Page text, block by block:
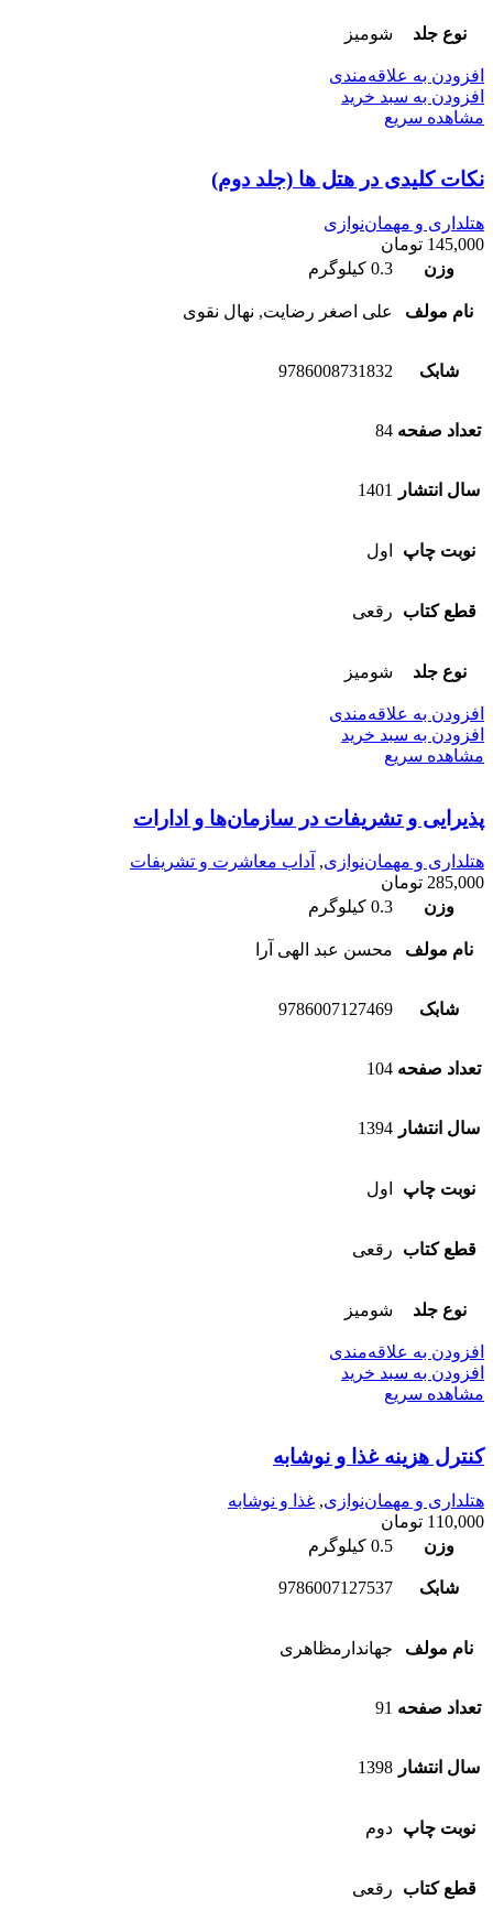
نوع جلد شومیز
افزودن به علاقه‌مندی
افزودن به سبد خرید
مشاهده سریع
نکات کلیدی در هتل ها (جلد دوم)
هتلداری و مهمان‌نوازی
145,000 تومان
وزن
0.3 کیلوگرم
نام مولف علی اصغر رضایت, نهال نقوی
شابک 9786008731832
تعداد صفحه 84
سال انتشار 1401
نوبت چاپ اول
قطع کتاب رقعی
نوع جلد شومیز
افزودن به علاقه‌مندی
افزودن به سبد خرید
مشاهده سریع
پذیرایی و تشریفات در سازمان‌ها و ادارات
هتلداری و مهمان‌نوازی, آداب معاشرت و تشریفات
285,000 تومان
وزن
0.3 کیلوگرم
نام مولف محسن عبد الهی آرا
شابک 9786007127469
تعداد صفحه 104
سال انتشار 1394
نوبت چاپ اول
قطع کتاب رقعی
نوع جلد شومیز
افزودن به علاقه‌مندی
افزودن به سبد خرید
مشاهده سریع
کنترل هزینه غذا و نوشابه
هتلداری و مهمان‌نوازی, غذا و نوشابه
110,000 تومان
وزن
0.5 کیلوگرم
شابک 9786007127537
نام مولف جهاندارمظاهری
تعداد صفحه 91
سال انتشار 1398
نوبت چاپ دوم
قطع کتاب رقعی